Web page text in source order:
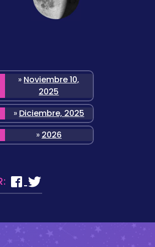
» Noviembre 10,
2025
» Diciembre, 2025
» 2026